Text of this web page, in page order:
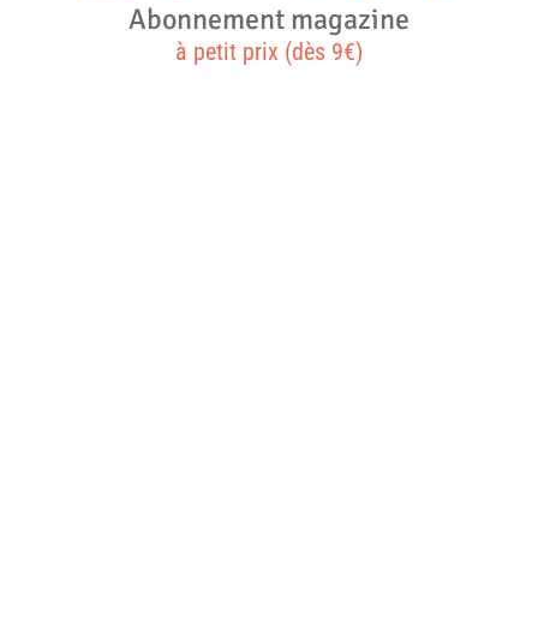
Abonnement magazine
à petit prix (dès 9€)